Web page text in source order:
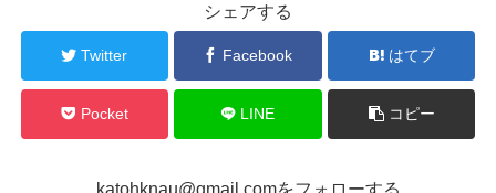
シェアする
Twitter Facebook はてブ
Pocket LINE コピー
katohknau@gmail.comをフォローする